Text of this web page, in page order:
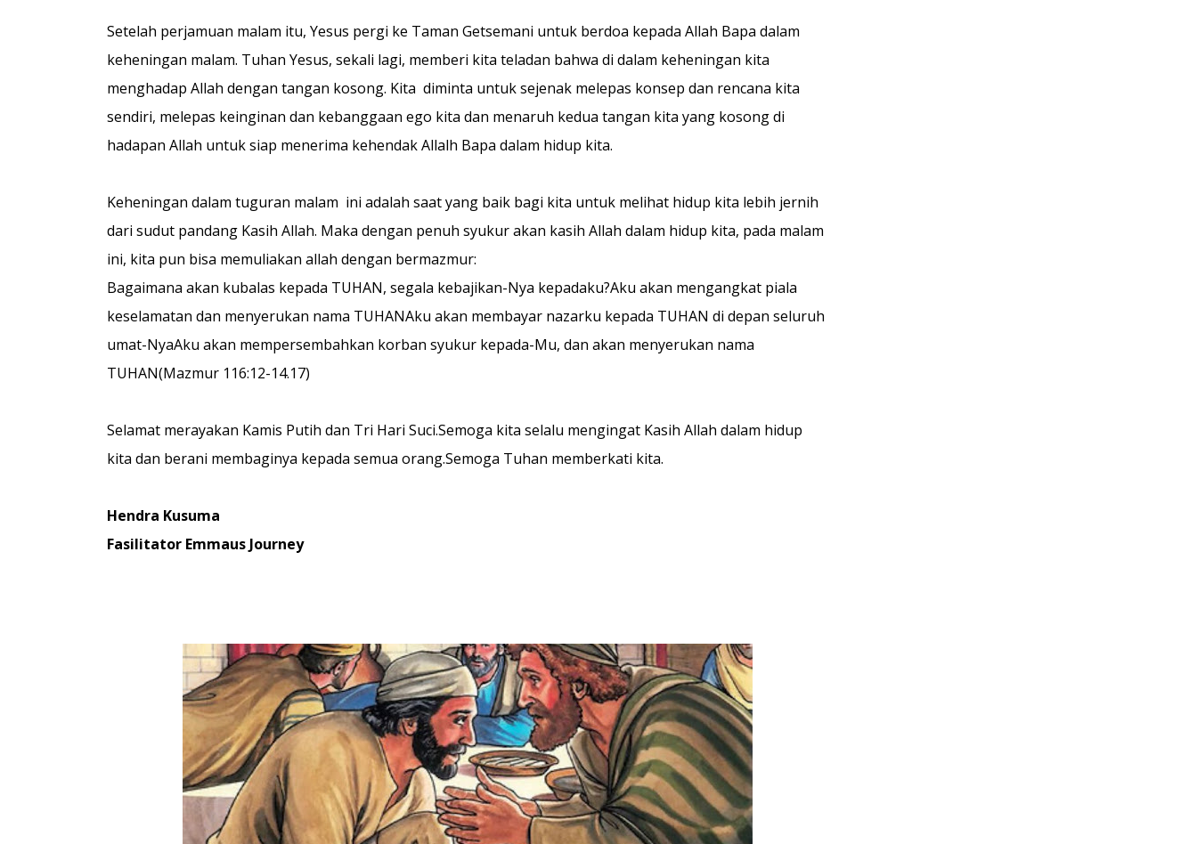
Setelah perjamuan malam itu, Yesus pergi ke Taman Getsemani untuk berdoa kepada Allah Bapa dalam
keheningan malam. Tuhan Yesus, sekali lagi, memberi kita teladan bahwa di dalam keheningan kita
menghadap Allah dengan tangan kosong. Kita diminta untuk sejenak melepas konsep dan rencana kita
sendiri, melepas keinginan dan kebanggaan ego kita dan menaruh kedua tangan kita yang kosong di
hadapan Allah untuk siap menerima kehendak Allalh Bapa dalam hidup kita.
Keheningan dalam tuguran malam ini adalah saat yang baik bagi kita untuk melihat hidup kita lebih jernih
dari sudut pandang Kasih Allah. Maka dengan penuh syukur akan kasih Allah dalam hidup kita, pada malam
ini, kita pun bisa memuliakan allah dengan bermazmur:
Bagaimana akan kubalas kepada TUHAN, segala kebajikan-Nya kepadaku?Aku akan mengangkat piala
keselamatan dan menyerukan nama TUHANAku akan membayar nazarku kepada TUHAN di depan seluruh
umat-NyaAku akan mempersembahkan korban syukur kepada-Mu, dan akan menyerukan nama
TUHAN(Mazmur 116:12-14.17)
Selamat merayakan Kamis Putih dan Tri Hari Suci.Semoga kita selalu mengingat Kasih Allah dalam hidup
kita dan berani membaginya kepada semua orang.Semoga Tuhan memberkati kita.
Hendra Kusuma
Fasilitator Emmaus Journey